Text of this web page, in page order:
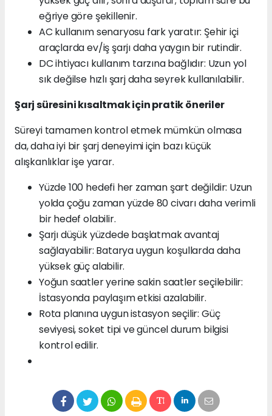
eğriye göre şekillenir.
AC kullanım senaryosu fark yaratır: Şehir içi
araçlarda ev/iş şarjı daha yaygın bir rutindir.
DC ihtiyacı kullanım tarzına bağlıdır: Uzun yol
sık değilse hızlı şarj daha seyrek kullanılabilir.
Şarj süresini kısaltmak için pratik öneriler
Süreyi tamamen kontrol etmek mümkün olmasa
da, daha iyi bir şarj deneyimi için bazı küçük
alışkanlıklar işe yarar.
Yüzde 100 hedefi her zaman şart değildir: Uzun
yolda çoğu zaman yüzde 80 civarı daha verimli
bir hedef olabilir.
Şarjı düşük yüzdede başlatmak avantaj
sağlayabilir: Batarya uygun koşullarda daha
yüksek güç alabilir.
Yoğun saatler yerine sakin saatler seçilebilir:
İstasyonda paylaşım etkisi azalabilir.
Rota planına uygun istasyon seçilir: Güç
seviyesi, soket tipi ve güncel durum bilgisi
kontrol edilir.